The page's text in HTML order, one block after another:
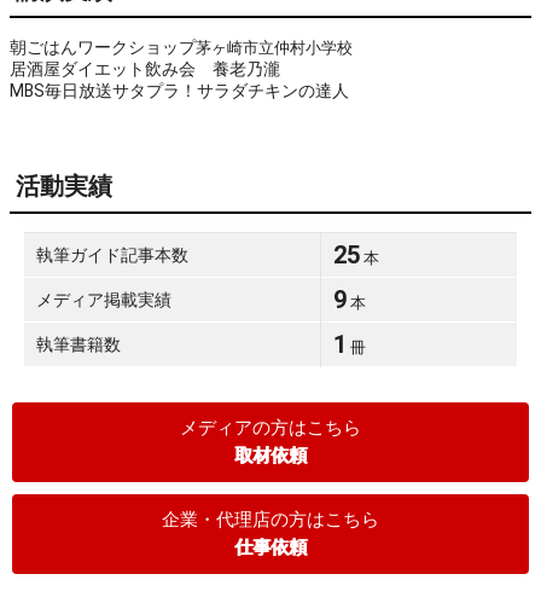
朝ごはんワークショップ茅ヶ崎市立仲村小学校
居酒屋ダイエット飲み会 養老乃瀧
MBS毎日放送サタプラ！サラダチキンの達人
活動実績
執筆ガイド記事本数 25 本
メディア掲載実績 9 本
執筆書籍数 1 冊
メディアの方はこちら
取材依頼
企業・代理店の方はこちら
仕事依頼